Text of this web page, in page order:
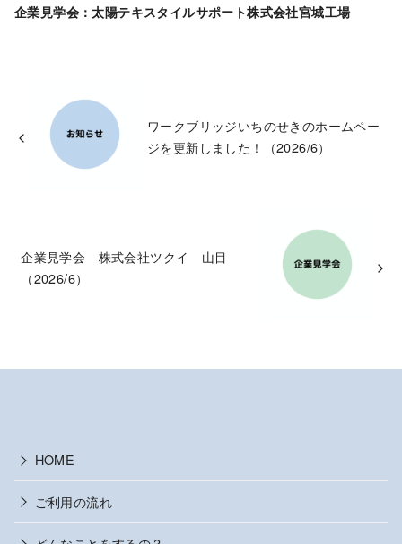
企業見学会：太陽テキスタイルサポート株式会社宮城工場
ワークブリッジいちのせきのホームペー
ジを更新しました！（2026/6）
企業見学会 株式会社ツクイ 山目
（2026/6）
HOME
ご利用の流れ